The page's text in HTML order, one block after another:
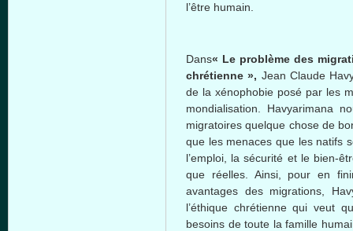
l’être humain
Dans« Le problème des
chrétienne », Jean Claude
de la xénophobie posépar les
mondialisation
Havyarimana
migratoires quelque chose de
que les menacesque les natifs
l’emploi , lasécurité et le bien-
que
réelles. Ainsi, pour en
avantages des migrations,
l’éthique chrétiennequi veut
besoins de toute la famille